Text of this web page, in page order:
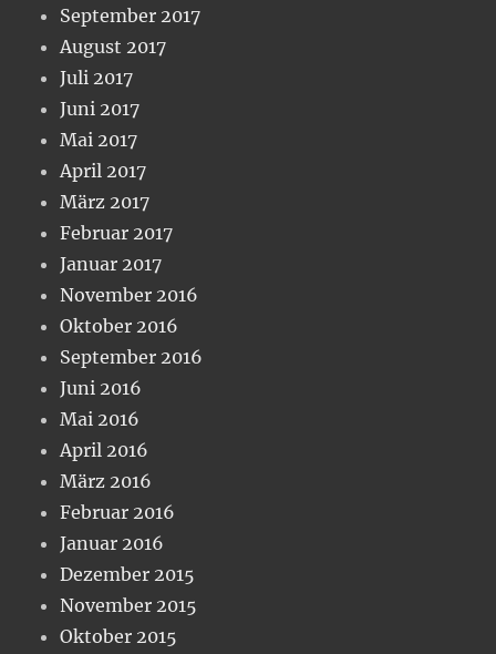
September 2017
August 2017
Juli 2017
Juni 2017
Mai 2017
April 2017
März 2017
Februar 2017
Januar 2017
November 2016
Oktober 2016
September 2016
Juni 2016
Mai 2016
April 2016
März 2016
Februar 2016
Januar 2016
Dezember 2015
November 2015
Oktober 2015